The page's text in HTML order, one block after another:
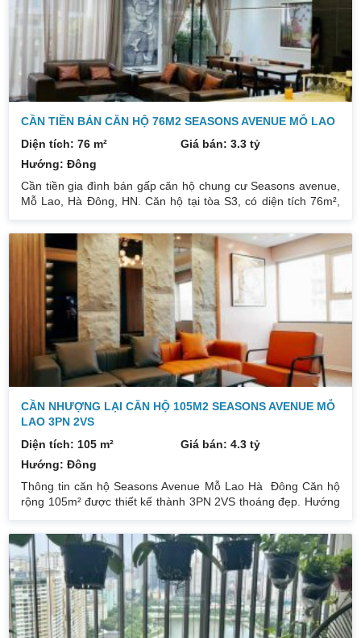
CẦN TIỀN BÁN CĂN HỘ 76M2 SEASONS AVENUE MỖ LAO
Diện tích: 76 m²
Giá bán: 3.3 tỷ
Hướng: Đông
Cần tiền gia đình bán gấp căn hộ chung cư Seasons avenue,
Mỗ Lao, Hà Đông, HN. Căn hộ tại tòa S3, có diện tích 76m²,
công hướng Đông Bắc nên rất mát, view thành phố thoáng.
Nhà mới tinh, khách mua có thể tự thiết kế theo ý mình, đã full
nội thất gắn tường. Giá bán: 3,3x tỷ (có thương lượng khi
người mua quyết nhanh). Hiện tại em đang cầm chìa
CẦN NHƯỢNG LẠI CĂN HỘ 105M2 SEASONS AVENUE MỖ
LAO 3PN 2VS
Diện tích: 105 m²
Giá bán: 4.3 tỷ
Hướng: Đông
Thông tin căn hộ Seasons Avenue Mỗ Lao Hà Đông Căn hộ
rộng 105m² được thiết kế thành 3PN 2VS thoáng đẹp. Hướng
trang bị đầy đủ nội thất đồng bộ theo 1 tone màu, chính tay tôi
chọn lựa cẩn thận. Tặng lại hết cho chủ mới, chủ mới chỉ việc
xạc vali đến ở. Tôi cần tiền kinh doanh nên mới bán lại, thật
sự rất tiếc. Nằm ở vị trí đắc địa, thuận